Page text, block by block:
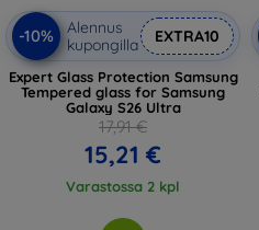
-10%
Alennus
kupongilla
EXTRA10
Expert Glass Protection Samsung
Tempered glass for Samsung
Galaxy S26 Ultra
17,91 €
15,21 €
Varastossa 2 kpl